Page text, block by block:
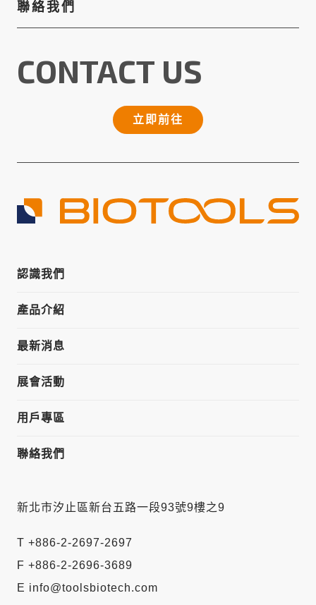
聯絡我們
CONTACT US
立即前往
新北市汐止區新台五路一段93號9樓之9
T +886-2-2697-2697
F +886-2-2696-3689
E info@toolsbiotech.com
認識我們
產品介紹
最新消息
展會活動
用戶專區
聯絡我們